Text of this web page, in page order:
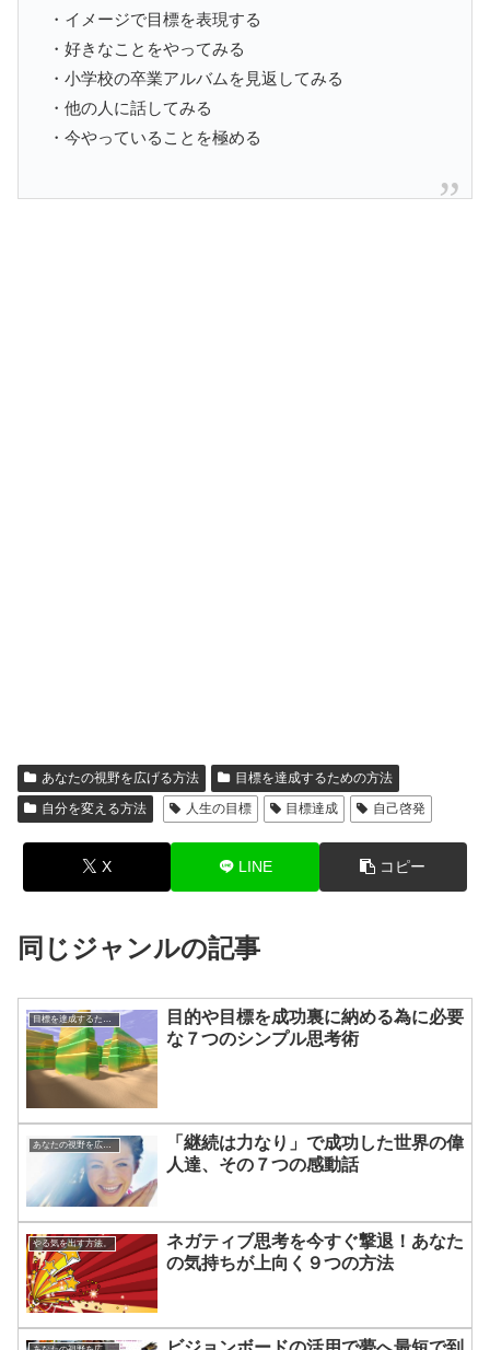
・イメージで目標を表現する
・好きなことをやってみる
・小学校の卒業アルバムを見返してみる
・他の人に話してみる
・今やっていることを極める
あなたの視野を広げる方法
目標を達成するための方法
自分を変える方法
人生の目標 目標達成 自己啓発
X LINE コピー
同じジャンルの記事
目標を達成するための方法
目的や目標を成功裏に納める為に必要
な７つのシンプル思考術
あなたの視野を広げる方法
「継続は力なり」で成功した世界の偉
人達、その７つの感動話
やる気を出す方法。
ネガティブ思考を今すぐ撃退！あなた
の気持ちが上向く９つの方法